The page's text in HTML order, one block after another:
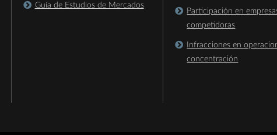
Guía de Estudios de Mercados
Participación en
competidoras
Infracciones en
concentración